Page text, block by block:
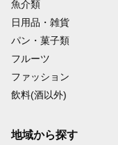
魚介類
日用品・雑貨
パン・菓子類
フルーツ
ファッション
飲料(酒以外)
地域から探す